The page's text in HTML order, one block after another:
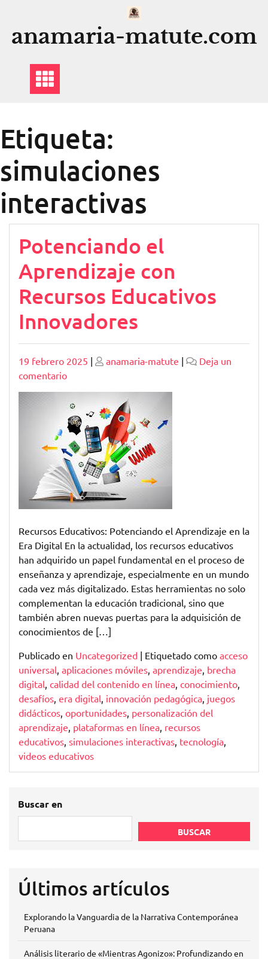
contenido
anamaria-matute.com
Etiqueta:
simulaciones
interactivas
Potenciando el
Aprendizaje con
Recursos Educativos
Innovadores
Publicado
19 febrero 2025 | Publicado
anamaria-matute |
Deja un
comentarioen
Potenciando
el
Aprendizaje
con
Recursos
Educativos
Innovadores
Recursos Educativos: Potenciando el Aprendizaje en la
Era Digital En la actualidad, los recursos educativos
han adquirido un papel fundamental en el proceso de
enseñanza y aprendizaje, especialmente en un mundo
cada vez más digitalizado. Estas herramientas no solo
complementan la educación tradicional, sino que
también abren nuevas puertas para la adquisición de
conocimientos de […]
Publicado en Uncategorized | Etiquetado como acceso
universal, aplicaciones móviles, aprendizaje, brecha
digital, calidad del contenido en línea, conocimiento,
desafíos, era digital, innovación pedagógica, juegos
didácticos, oportunidades, personalización del
aprendizaje, plataformas en línea, recursos
educativos, simulaciones interactivas, tecnología,
videos educativos
Buscar en
BUSCAR
Últimos artículos
Explorando la Vanguardia de la Narrativa Contemporánea
Peruana
Análisis literario de «Mientras Agonizo»: Profundizando en